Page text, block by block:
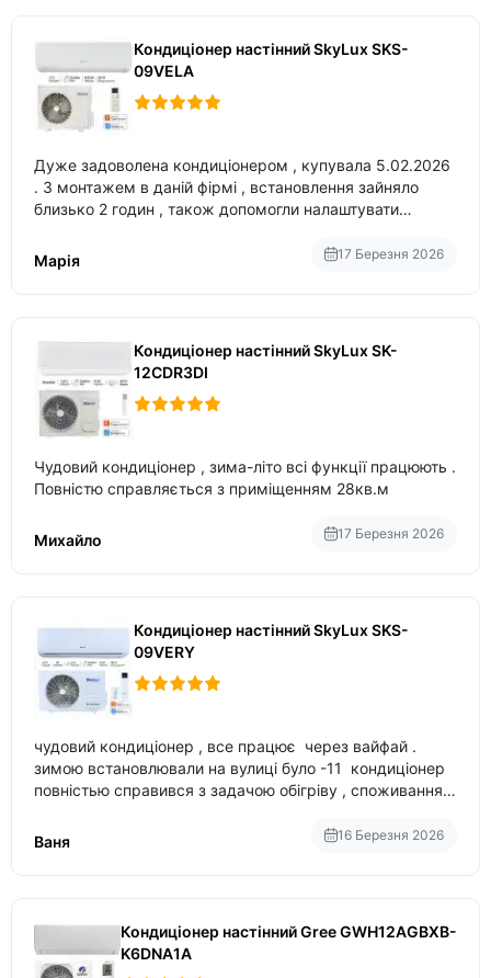
Кондиціонер настінний SkyLux SKS-
09VELA
Дуже задоволена кондиціонером , купувала 5.02.2026
. З монтажем в даній фірмі , встановлення зайняло
близько 2 годин , також допомогли налаштувати
Марія
17 Березня 2026
Кондиціонер настінний SkyLux SK-
12CDR3DI
Чудовий кондиціонер , зима-літо всі функції працюють .
Повністю справляється з приміщенням 28кв.м
Михайло 17 Березня 2026
Кондиціонер настінний SkyLux SKS-
09VERY
чудовий кондиціонер , все працює через вайфай .
зимою встановлювали на вулиці було -11 кондиціонер
повністью справився з задачою обігріву , споживання
температури
Ваня 16 Березня 2026
Кондиціонер настінний Gree GWH12AGBXB-
K6DNA1A